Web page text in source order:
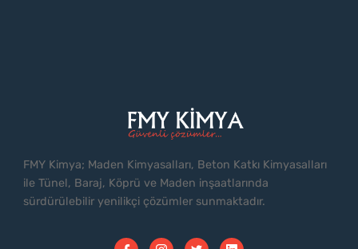
FMY Kimya; Maden Kimyasalları, Beton Katkı Kimyasalları
ile Tünel, Baraj, Köprü ve Maden inşaatlarında
sürdürülebilir yenilikçi çözümler sunmaktadır.